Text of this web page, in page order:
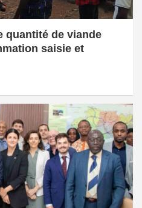
quantité de viande
saisie et